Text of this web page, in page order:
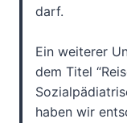
darf.
Ein weiterer
dem Titel
haben wir